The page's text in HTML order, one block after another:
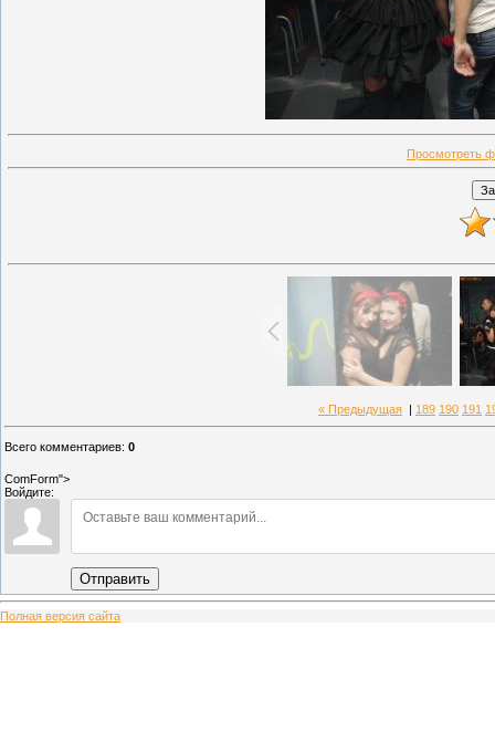
Просмотреть
« Предыдущая 189 190 191
Всего комментариев: 0
ComForm">
Войдите:
Отправить
Полная версия сайта